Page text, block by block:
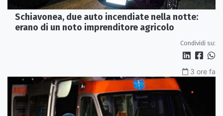
Schiavonea, due auto incendiate nella notte:
erano di un noto imprenditore agricolo
Condividi su:
3 ore fa